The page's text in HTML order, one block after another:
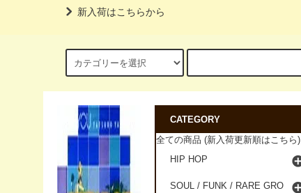
新入荷はこちらから
CATEGORY
全ての商品 (新入荷更新順はこちら)
HIP HOP
SOUL / FUNK / RARE GRO